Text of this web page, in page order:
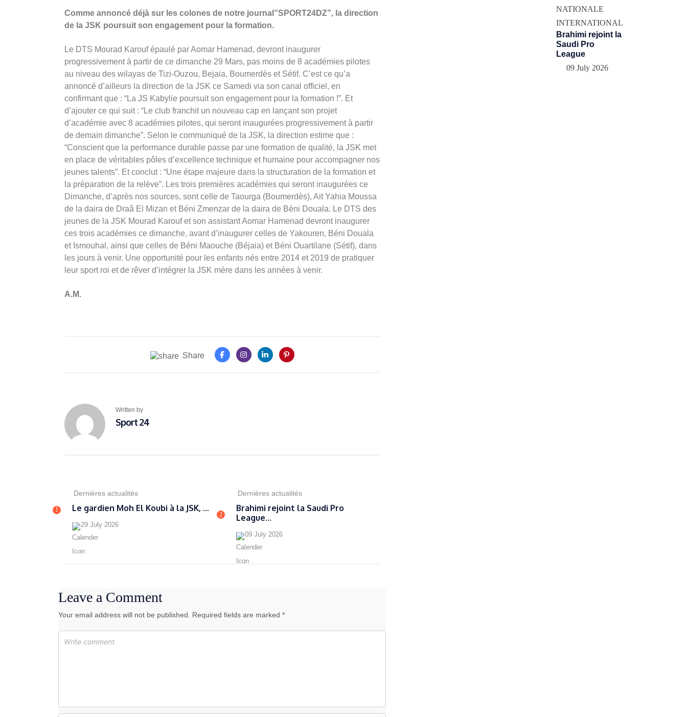
Comme annoncé déjà sur les colones de notre journal”SPORT24DZ”, la direction
de la JSK poursuit son engagement pour la formation.
Le DTS Mourad Karouf épaulé par Aomar Hamenad, devront inaugurer
progressivement à partir de ce dimanche 29 Mars, pas moins de 8 académies pilotes
au niveau des wilayas de Tizi-Ouzou, Bejaia, Boumerdès et Sétif. C’est ce qu’a
annoncé d’ailleurs la direction de la JSK ce Samedi via son canal officiel, en
confirmant que : “La JS Kabylie poursuit son engagement pour la formation !”. Et
d’ajouter ce qui suit : “Le club franchit un nouveau cap en lançant son projet
d’académie avec 8 académies pilotes, qui seront inaugurées progressivement à partir
de demain dimanche”. Selon le communiqué de la JSK, la direction estime que :
“Conscient que la performance durable passe par une formation de qualité, la JSK met
en place de véritables pôles d’excellence technique et humaine pour accompagner nos
jeunes talents”. Et conclut : “Une étape majeure dans la structuration de la formation et
la préparation de la relève”. Les trois premières académies qui seront inaugurées ce
Dimanche, d’après nos sources, sont celle de Taourga (Boumerdès), Ait Yahia Moussa
de la daira de Draâ El Mizan et Béni Zmenzar de la daira de Béni Douala. Le DTS des
jeunes de la JSK Mourad Karouf et son assistant Aomar Hamenad devront inaugurer
ces trois académies ce dimanche, avant d’inaugurer celles de Yakouren, Béni Douala
et Ismouhal, ainsi que celles de Béni Maouche (Béjaia) et Béni Ouartilane (Sétif), dans
les jours à venir. Une opportunité pour les enfants nés entre 2014 et 2019 de pratiquer
leur sport roi et de rêver d’intégrer la JSK mère dans les années à venir.
A.M.
Share
Written by
Sport 24
1
Dernières actualités
Le gardien Moh El Koubi à la JSK, ...
29 July 2026
2
Dernières actualités
Brahimi rejoint la Saudi Pro
League...
09 July 2026
Leave a Comment
Your email address will not be published. Required fields are marked *
NATIONALE
INTERNATIONAL
Brahimi rejoint la
Saudi Pro
League
09 July 2026